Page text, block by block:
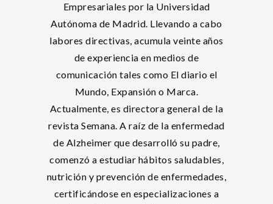
Empresariales por la Universidad
Autónoma de Madrid. Llevando a cabo
labores directivas, acumula veinte años
de experiencia en medios de
comunicación tales como El diario el
Mundo, Expansión o Marca.
Actualmente, es directora general de la
revista Semana. A raíz de la enfermedad
de Alzheimer que desarrolló su padre,
comenzó a estudiar hábitos saludables,
nutrición y prevención de enfermedades,
certificándose en especializaciones a